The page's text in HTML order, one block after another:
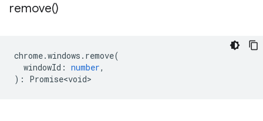
remove()
chrome.windows . remove(
windowId : number,
) : Promise<void>